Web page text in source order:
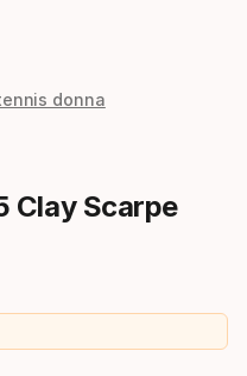
donna
Clay Scarpe